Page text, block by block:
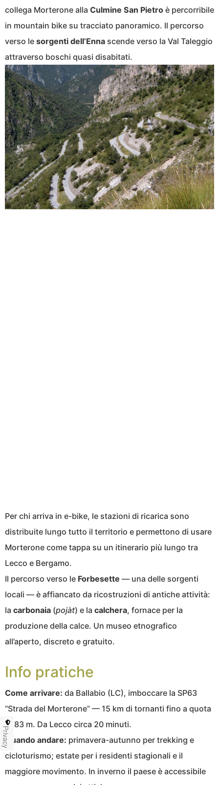
collega Morterone alla Culmine San Pietro è percorribile
in mountain bike su tracciato panoramico. Il percorso
verso le sorgenti dell’Enna scende verso la Val Taleggio
attraverso boschi quasi disabitati.
Per chi arriva in e-bike, le stazioni di ricarica sono
distribuite lungo tutto il territorio e permettono di usare
Morterone come tappa su un itinerario più lungo tra
Lecco e Bergamo.
Il percorso verso le Forbesette — una delle sorgenti
locali — è affiancato da ricostruzioni di antiche attività:
la carbonaia (pojàt) e la calchera, fornace per la
produzione della calce. Un museo etnografico
all’aperto, discreto e gratuito.
Info pratiche
Come arrivare: da Ballabio (LC), imboccare la SP63
“Strada del Morterone” — 15 km di tornanti fino a quota
1.183 m. Da Lecco circa 20 minuti.
Quando andare: primavera-autunno per trekking e
cicloturismo; estate per i residenti stagionali e il
maggiore movimento. In inverno il paese è accessibile
Privacy